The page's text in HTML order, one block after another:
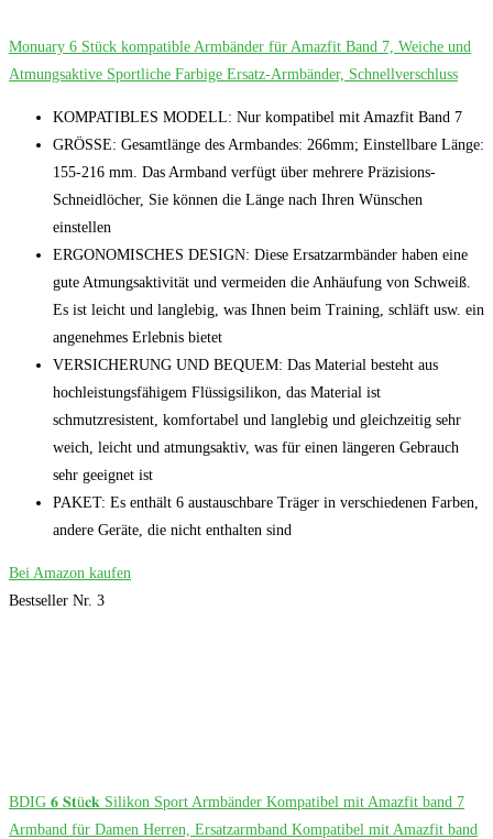
Monuary 6 Stück kompatible Armbänder für Amazfit Band 7, Weiche und
Atmungsaktive Sportliche Farbige Ersatz-Armbänder, Schnellverschluss
KOMPATIBLES MODELL: Nur kompatibel mit Amazfit Band 7
GRÖSSE: Gesamtlänge des Armbandes: 266mm; Einstellbare Länge:
155-216 mm. Das Armband verfügt über mehrere Präzisions-
Schneidlöcher, Sie können die Länge nach Ihren Wünschen
einstellen
ERGONOMISCHES DESIGN: Diese Ersatzarmbänder haben eine
gute Atmungsaktivität und vermeiden die Anhäufung von Schweiß.
Es ist leicht und langlebig, was Ihnen beim Training, schläft usw. ein
angenehmes Erlebnis bietet
VERSICHERUNG UND BEQUEM: Das Material besteht aus
hochleistungsfähigem Flüssigsilikon, das Material ist
schmutzresistent, komfortabel und langlebig und gleichzeitig sehr
weich, leicht und atmungsaktiv, was für einen längeren Gebrauch
sehr geeignet ist
PAKET: Es enthält 6 austauschbare Träger in verschiedenen Farben,
andere Geräte, die nicht enthalten sind
Bei Amazon kaufen
Bestseller Nr. 3
BDIG 𝟔 𝐒𝐭ü𝐜𝐤 Silikon Sport Armbänder Kompatibel mit Amazfit band 7
Armband für Damen Herren, Ersatzarmband Kompatibel mit Amazfit band